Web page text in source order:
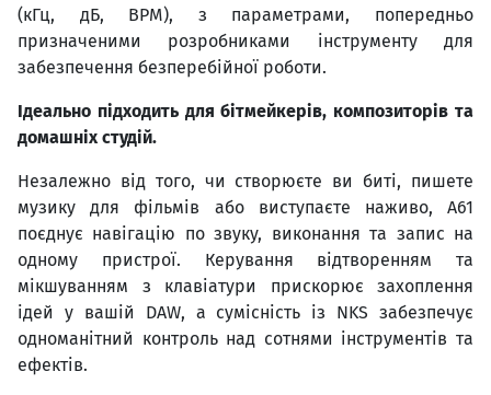
(кГц, дБ, BPM), з параметрами, попередньо
призначеними розробниками інструменту для
забезпечення безперебійної роботи.
Ідеально підходить для бітмейкерів, композиторів та
домашніх студій.
Незалежно від того, чи створюєте ви биті, пишете
музику для фільмів або виступаєте наживо, A61
поєднує навігацію по звуку, виконання та запис на
одному пристрої. Керування відтворенням та
мікшуванням з клавіатури прискорює захоплення
ідей у ​​вашій DAW, а сумісність із NKS забезпечує
одноманітний контроль над сотнями інструментів та
ефектів.